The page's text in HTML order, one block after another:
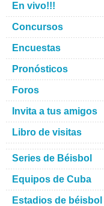
En vivo!!!
Concursos
Encuestas
Pronósticos
Foros
Invita a tus amigos
Libro de visitas
Series de Béisbol
Equipos de Cuba
Estadios de béisbol